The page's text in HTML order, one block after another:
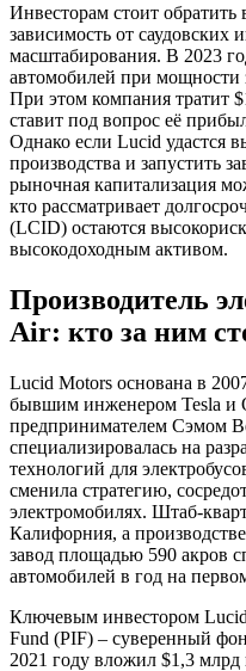
Инвесторам стоит
зависимость от саудовских
масштабирования. В 2023
автомобилей при мощности
При этом компания тратит
ставит под вопрос её
Однако если Lucid удастся
производства и запустить
рыночная капитализация
кто рассматривает
(LCID) остаются
высокодоходным активом.
Производитель
Air: кто за ним
Lucid Motors основана в
бывшим инженером Tesla и
предпринимателем Сэмом
специализировалась на
технологий для
сменила стратегию,
электромобилях. Штаб-
Калифорния, а
завод площадью 590 акров
автомобилей в год на
Ключевым инвестором Lucid
Fund (PIF) – суверенный
2021 году вложил $1,3